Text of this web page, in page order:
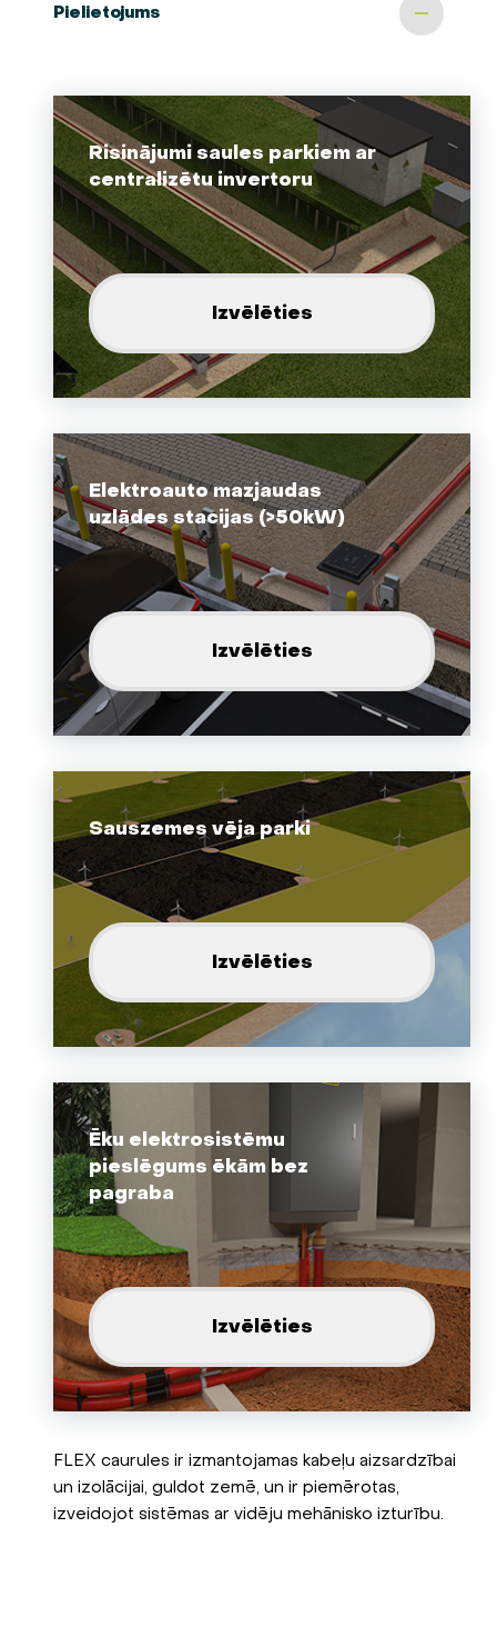
Pielietojums
Risinājumi saules parkiem ar
centralizētu invertoru
Izvēlēties
Elektroauto mazjaudas
uzlādes stacijas (>50kW)
Izvēlēties
Sauszemes vēja parki
Izvēlēties
Ēku elektrosistēmu
pieslēgums ēkām bez
pagraba
Izvēlēties
FLEX caurules ir izmantojamas kabeļu aizsardzībai
un izolācijai, guldot zemē, un ir piemērotas,
izveidojot sistēmas ar vidēju mehānisko izturību.